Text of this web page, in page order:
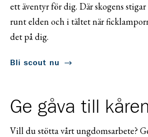
ett äventyr för dig. Där skogens
runt elden och i tältet när
det på dig.
Bli scout nu
Ge gåva till kåren
Vill du stötta vårt ungdomsarbete?